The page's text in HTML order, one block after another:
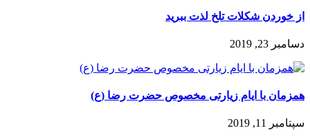
از خوردن شکلات تلخ لذت ببرید
دسامبر 23, 2019
همزمان با ایام زیارتی مخصوص حضرت رضا (ع)
سپتامبر 11, 2019